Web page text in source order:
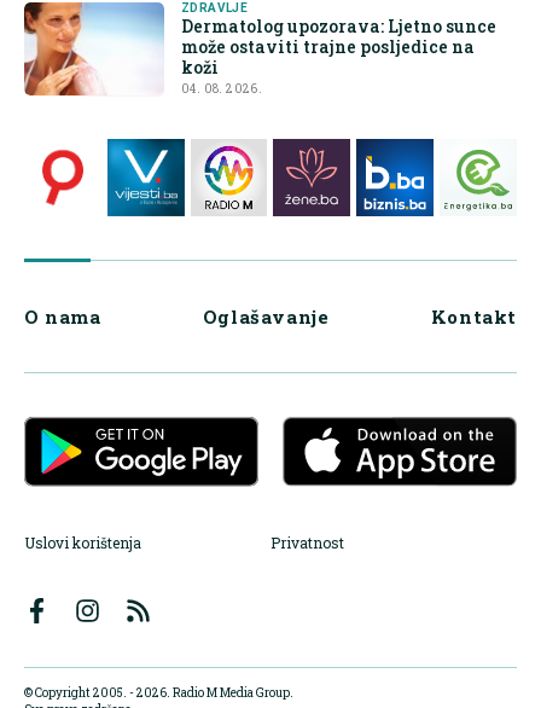
ZDRAVLJE
Dermatolog upozorava: Ljetno sunce
može ostaviti trajne posljedice na
koži
04. 08. 2026.
O nama Oglašavanje Kontakt
Uslovi korištenja Privatnost
© Copyright 2005. - 2026. Radio M Media Group.